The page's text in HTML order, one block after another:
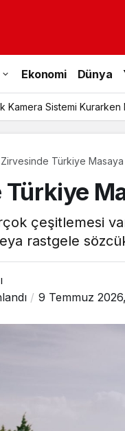
Ekonomi Dünya
Kamera Sistemi Kurarken
Türkiye Masaya
çeşitlemesi
rastgele
9 Temmuz